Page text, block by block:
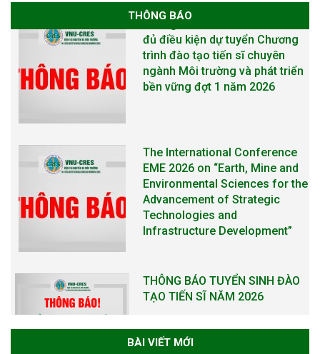
THÔNG BÁO
The International Conference
EME 2026 on “Earth, Mine and
Environmental Sciences for the
Advancement of Strategic
THÔNG BÁO TUYỂN SINH ĐÀO
TẠO TIẾN SĨ NĂM 2026
CHỨC TRAO HỌC BỔNG NAGAO
NĂM HỌC 2025-2026
BÀI VIẾT MỚI